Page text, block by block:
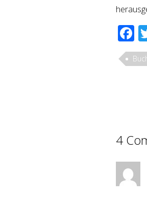
4